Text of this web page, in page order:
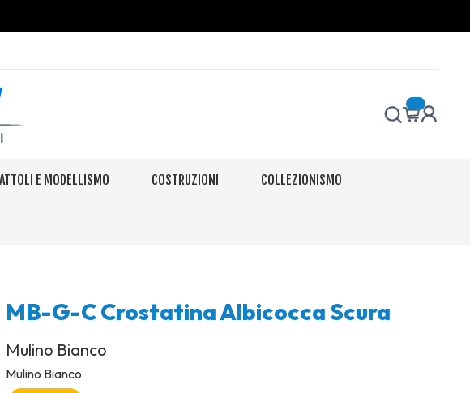
E MODELLISMO COSTRUZIONI COLLEZIONISMO
MB-G-C Crostatina Albicocca Scura
Mulino Bianco
Mulino Bianco